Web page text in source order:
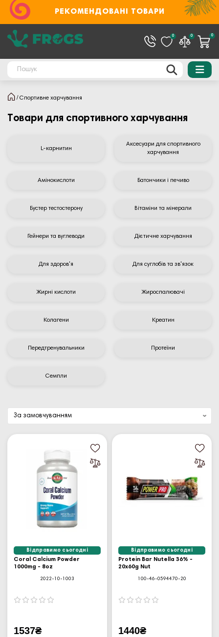
РЕКОМЕНДОВАНІ ТОВАРИ
0 0 0
Спортивне харчування
Товари для спортивного харчування
L-карнитин
Аксесуари для спортивного
харчування
Амінокислоти Батончики і печиво
Бустер тестостерону Вітаміни та мінерали
Гейнери та вуглеводи Дієтичне харчування
Для здоров'я Для суглобів та зв'язок
Жирні кислоти Жироспалювачі
Колагени Креатин
Передтренувальники Протеїни
Семпли
Відправимо сьогодні
Coral Calcium Powder
1000mg - 8oz
2022-10-1003
1537₴
Відправимо сьогодні
Protein Bar Nutella 36% -
20x60g Nut
100-46-0594470-20
1440₴